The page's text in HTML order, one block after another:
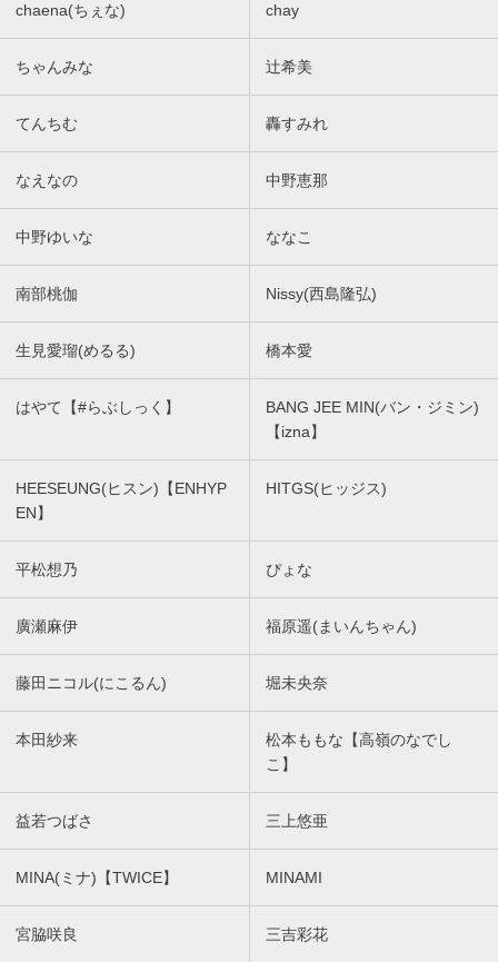
chaena(ちぇな) chay
ちゃんみな 辻希美
てんちむ 轟すみれ
なえなの 中野恵那
中野ゆいな ななこ
南部桃伽 Nissy(西島隆弘)
生見愛瑠(めるる) 橋本愛
はやて【#らぶしっく】
BANG JEE MIN(バン・ジミン)
【izna】
HEESEUNG(ヒスン)【ENHYP
EN】
HITGS(ヒッジス)
平松想乃 ぴょな
廣瀬麻伊 福原遥(まいんちゃん)
藤田ニコル(にこるん) 堀未央奈
本田紗来
松本ももな【高嶺のなでし
こ】
益若つばさ 三上悠亜
MINA(ミナ)【TWICE】 MINAMI
宮脇咲良 三吉彩花